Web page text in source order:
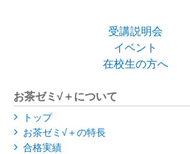
受講説明会
イベント
在校生の方へ
お茶ゼミ√＋について
トップ
お茶ゼミ√＋の特長
合格実績